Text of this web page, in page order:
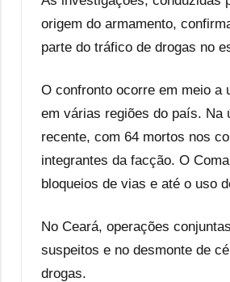
origem do armamento,
parte do tráfico de drogas no
O confronto ocorre em meio a
em várias regiões do país. Na
recente, com 64 mortos nos
integrantes da facção. O
bloqueios de vias e até o uso
No Ceará, operações
suspeitos e no desmonte de
drogas.